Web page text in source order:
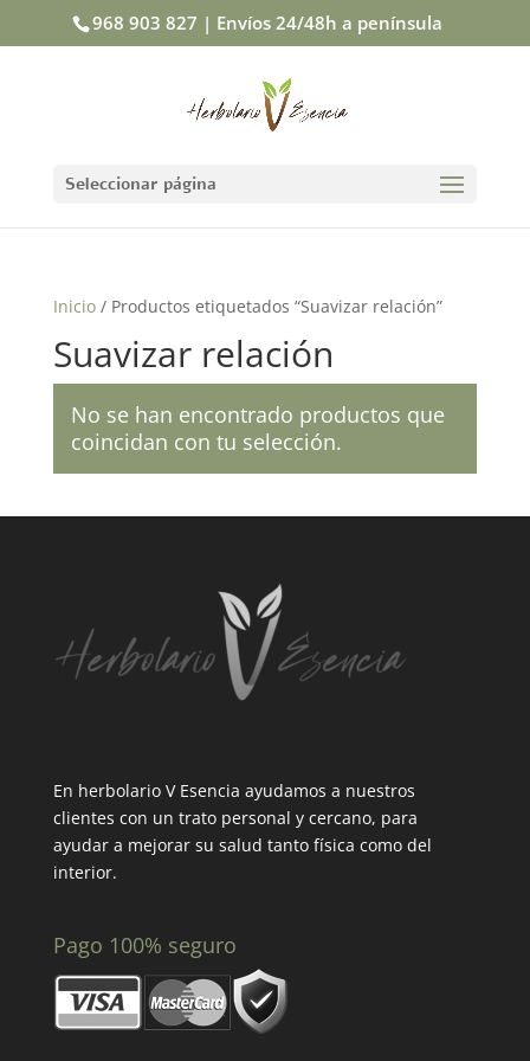
968 903 827 | Envíos 24/48h a península
Seleccionar página
Inicio/ Productos etiquetados “Suavizar relación”
Suavizar relación
No se han encontrado productos que
coincidan con tu selección.
En herbolario V Esencia ayudamos a nuestros
clientes con un trato personal y cercano, para
ayudar a mejorar su salud tanto física como del
interior.
Pago 100% seguro